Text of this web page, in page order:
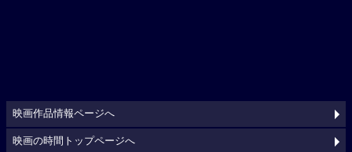
映画作品情報ページへ
映画の時間トップページへ